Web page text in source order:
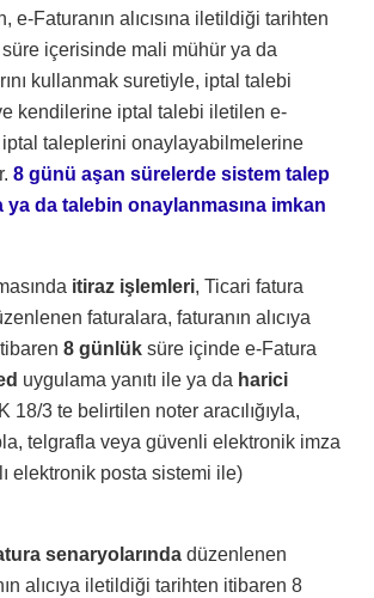
e-Faturanın alıcısına iletildiği tarihten
içerisinde mali mühür ya da
kullanmak suretiyle, iptal talebi
kendilerine iptal talebi iletilen e-
taleplerini onaylayabilmelerine
8 günü aşan sürelerde sistem talep
ya da talebin onaylanmasına imkan
itiraz işlemleri, Ticari fatura
faturalara, faturanın alıcıya
8 günlük süre içinde e-Fatura
uygulama yanıtı ile ya da harici
18/3 te belirtilen noter aracılığıyla,
telgrafla veya güvenli elektronik imza
elektronik posta sistemi ile)
senaryolarında düzenlenen
alıcıya iletildiği tarihten itibaren 8